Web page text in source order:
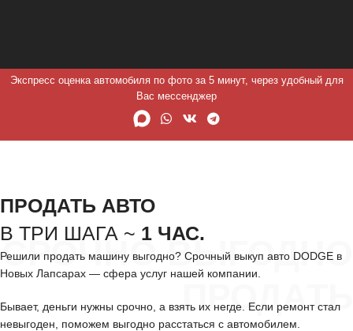
Экспресс оценка автомобиля по фото за 5 минут, через удобный для
Вас мессенджер
СРОЧНО ВЫГОДНО
ПРОДАТЬ
ПРОДАТЬ АВТО
В ТРИ ШАГА ~ 1 ЧАС.
Решили продать машину выгодно? Срочный выкуп авто DODGE в
Новых Лапсарах — сфера услуг нашей компании.
Бывает, деньги нужны срочно, а взять их негде. Если ремонт стал
невыгоден, поможем выгодно расстаться с автомобилем.